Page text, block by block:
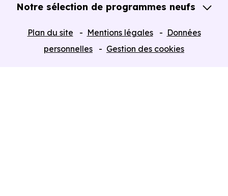
Notre sélection de programmes neufs
Plan du site Mentions légales
Données
personnelles
Gestion des cookies